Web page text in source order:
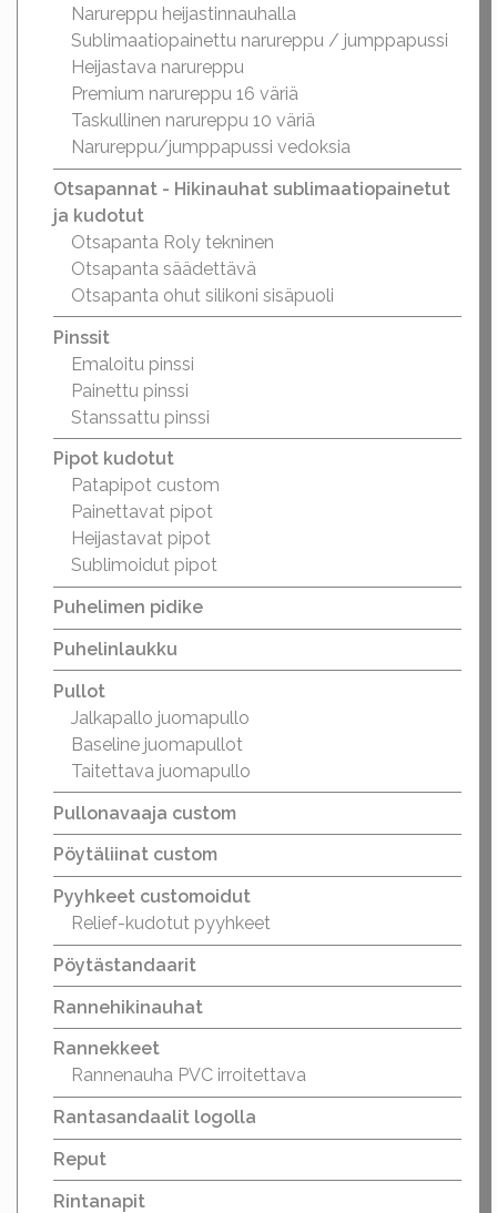
Narureppu heijastinnauhalla
Sublimaatiopainettu narureppu / jumppapussi
Heijastava narureppu
Premium narureppu 16 väriä
Taskullinen narureppu 10 väriä
Narureppu/jumppapussi vedoksia
Otsapannat - Hikinauhat sublimaatiopainetut
ja kudotut
Otsapanta Roly tekninen
Otsapanta säädettävä
Otsapanta ohut silikoni sisäpuoli
Pinssit
Emaloitu pinssi
Painettu pinssi
Stanssattu pinssi
Pipot kudotut
Patapipot custom
Painettavat pipot
Heijastavat pipot
Sublimoidut pipot
Puhelimen pidike
Puhelinlaukku
Pullot
Jalkapallo juomapullo
Baseline juomapullot
Taitettava juomapullo
Pullonavaaja custom
Pöytäliinat custom
Pyyhkeet customoidut
Relief-kudotut pyyhkeet
Pöytästandaarit
Rannehikinauhat
Rannekkeet
Rannenauha PVC irroitettava
Rantasandaalit logolla
Reput
Rintanapit